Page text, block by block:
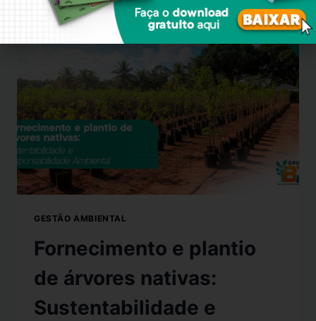
GESTÃO AMBIENTAL
Fornecimento e plantio
de árvores nativas:
Sustentabilidade e